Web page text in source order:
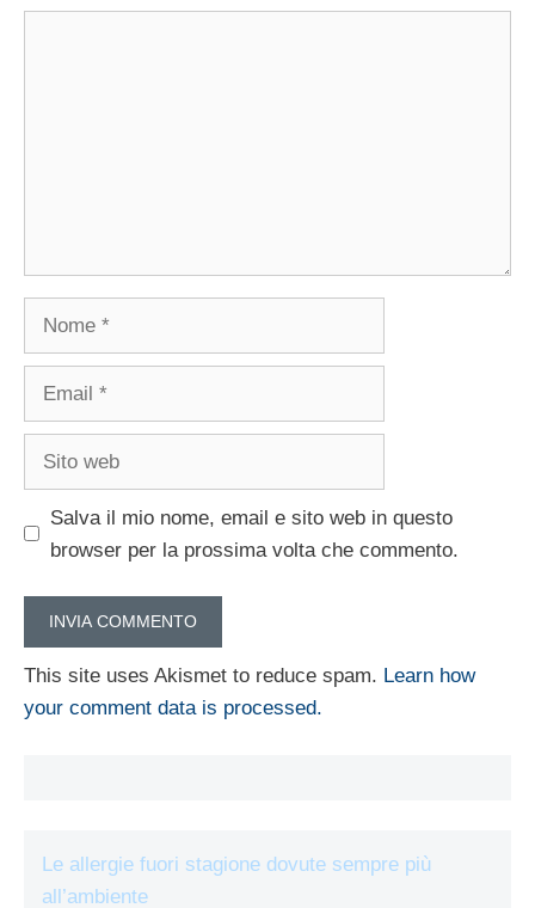
Salva il mio nome, email e sito web in questo
browser per la prossima volta che commento.
This site uses Akismet to reduce spam. Learn how
your comment data is processed.
Le allergie fuori stagione dovute sempre più
all’ambiente